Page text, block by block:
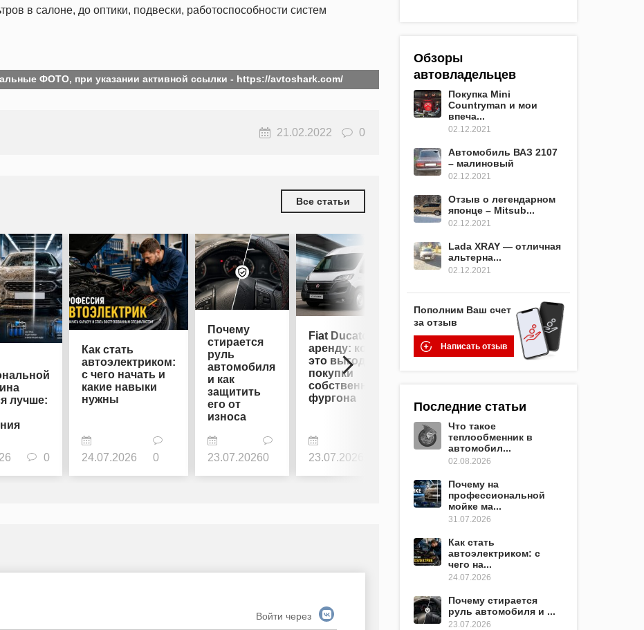
в салоне, до оптики, подвески, работоспособности систем
ФОТО, при указании активной ссылки - https://avtoshark.com/
21.02.2022 0
Все статьи
лучше:
0
Как стать
автоэлектриком:
с чего начать и
какие навыки
нужны
24.07.2026 0
Почему
стирается
руль
автомобиля
и как
защитить
его от
износа
23.07.20260
Fiat Ducato в
аренду: когда
это выгоднее
покупки
собственного
фургона
23.07.2026
кредит: как
выбрать
переплатить
23.07.20260
Войти через
Обзоры
автовладельцев
Покупка Mini
Countryman и мои
впеча...
02.12.2021
Автомобиль ВАЗ 2107
– малиновый
02.12.2021
Отзыв о легендарном
японце – Mitsub...
02.12.2021
Lada XRAY — отличная
альтерна...
02.12.2021
Пополним Ваш счет
за отзыв
Написать отзыв
Последние статьи
Что такое
теплообменник в
автомобил...
02.08.2026
Почему на
профессиональной
мойке ма...
31.07.2026
Как стать
автоэлектриком: с
чего на...
24.07.2026
Почему стирается
руль автомобиля и ...
23.07.2026